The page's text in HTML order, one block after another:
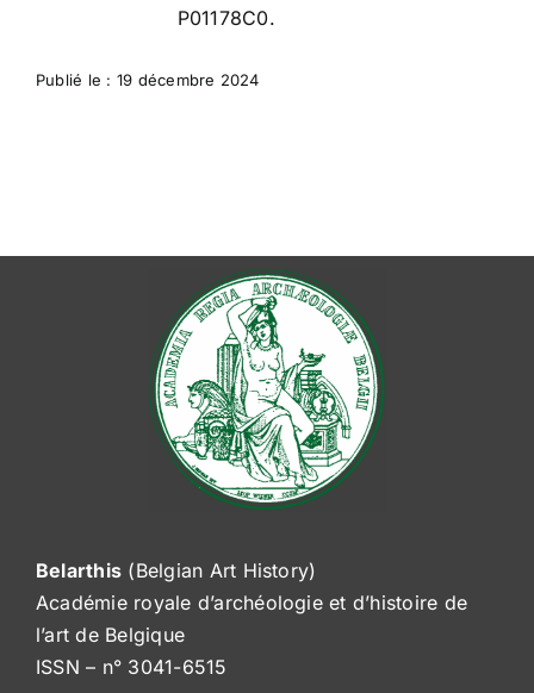
P01178C0.
Publié le : 19 décembre 2024
Belarthis (Belgian Art History)
Académie royale d’archéologie et d’histoire de
l’art de Belgique
ISSN – n° 3041-6515